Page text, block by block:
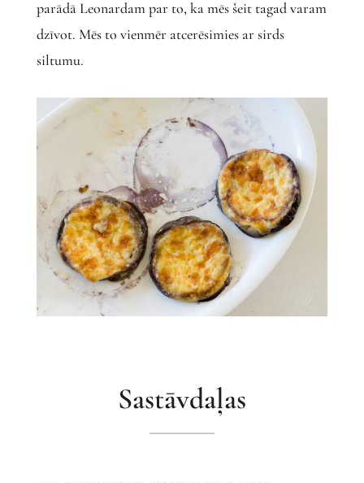
parādā Leonardam par to, ka mēs šeit tagad varam
dzīvot. Mēs to vienmēr atcerēsimies ar sirds
siltumu.
Sastāvdaļas